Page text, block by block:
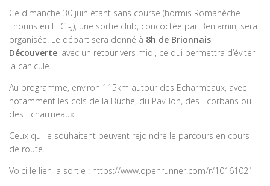
Ce dimanche 30 juin étant sans course (hormis Romanèche
Thorins en FFC -J), une sortie club, concoctée par Benjamin, sera
organisée. Le départ sera donné à 8h de Brionnais
Découverte, avec un retour vers midi, ce qui permettra d’éviter
la canicule.
Au programme, environ 115km autour des Echarmeaux, avec
notamment les cols de la Buche, du Pavillon, des Ecorbans ou
des Echarmeaux.
Ceux qui le souhaitent peuvent rejoindre le parcours en cours
de route.
Voici le lien la sortie : https://www.openrunner.com/r/10161021